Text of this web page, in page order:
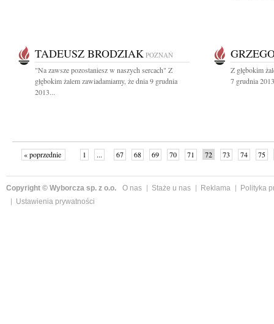
TADEUSZ BRODZIAK POZNAŃ
"Na zawsze pozostaniesz w naszych sercach" Z
głębokim żalem zawiadamiamy, że dnia 9 grudnia
2013...
Z głębokim
7 grudnia
« poprzednie 1 ... 67 68 69 70 71 72 73 74
75
Copyright © Wyborcza sp. z o.o. O nas Staże u nas Reklama
Polityka
Ustawienia prywatności